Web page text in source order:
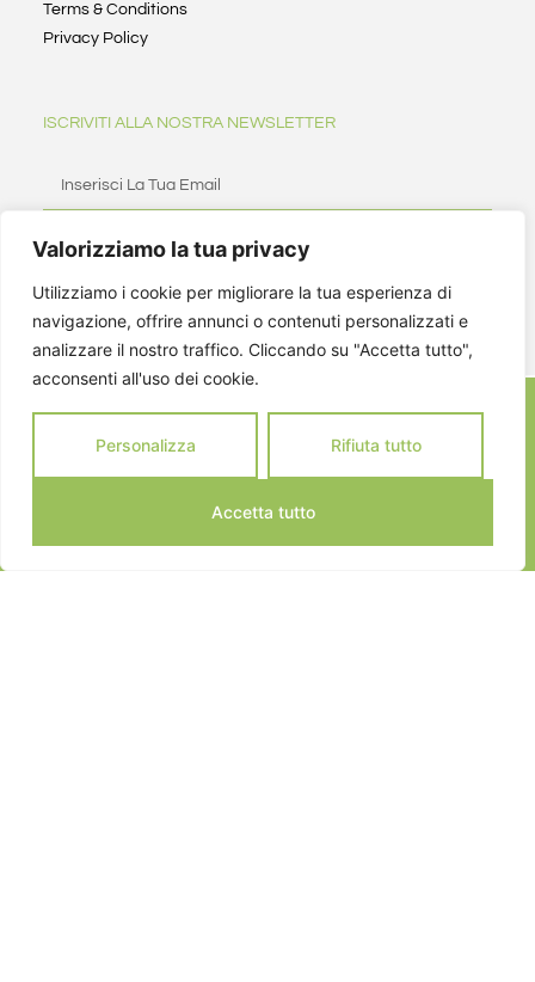
Valorizziamo la tua privacy
Utilizziamo i cookie per migliorare la tua esperienza di
navigazione, offrire annunci o contenuti personalizzati e
analizzare il nostro traffico. Cliccando su "Accetta tutto",
acconsenti all'uso dei cookie.
Personalizza Rifiuta tutto
Accetta tutto
Terms & Conditions
Privacy Policy
ISCRIVITI ALLA NOSTRA NEWSLETTER